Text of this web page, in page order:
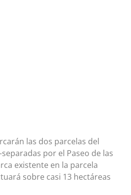
las dos parcelas del
por el Paseo de las
existente en la parcela
sobre casi 13 hectáreas